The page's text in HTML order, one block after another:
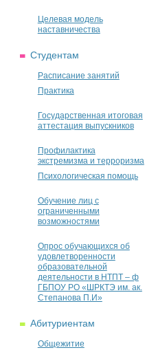
Целевая модель
наставничества
Студентам
Расписание занятий
Практика
Государственная итоговая
аттестация выпускников
Профилактика
экстремизма и терроризма
Психологическая помощь
Обучение лиц с
ограниченными
возможностями
Опрос обучающихся об
удовлетворенности
образовательной
деятельности в НТПТ – ф
ГБПОУ РО «ШРКТЭ им. ак.
Степанова П.И»
Абитуриентам
Общежитие